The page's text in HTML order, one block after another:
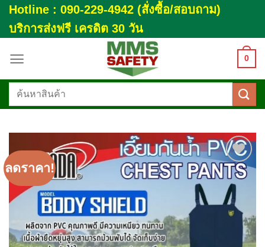
Skip
to
content
Hotline : 090-229-4942 (สั่งซื้อ/สอบถาม)
บริการส่งฟรี เครดิต 30 วัน
0
ค้นหา:
ลดราคา!
Add to
wishlist